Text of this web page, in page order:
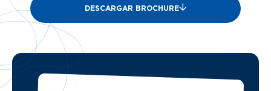
DESCARGAR BROCHURE